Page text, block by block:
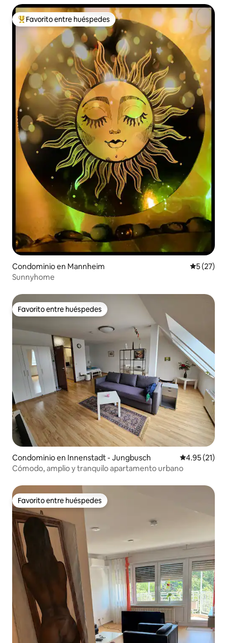
De los mejores en Favorito entre huéspedes
Favorito entre huéspedes
Condominio en Mannheim
5 (27)
Sunnyhome
Favorito entre huéspedes
Favorito entre huéspedes
Condominio en Innenstadt - Jungbusch Calificación
4.95 (21)
Cómodo, amplio y tranquilo apartamento urbano
Favorito entre huéspedes
Favorito entre huéspedes